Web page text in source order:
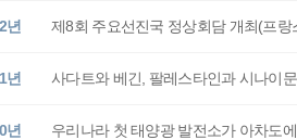
년 제8회 주요선진국 정상회담 개최(프랑
년 사다트와 베긴, 팔레스타인과 시나이
년 우리나라 첫 태양광 발전소가 아차도